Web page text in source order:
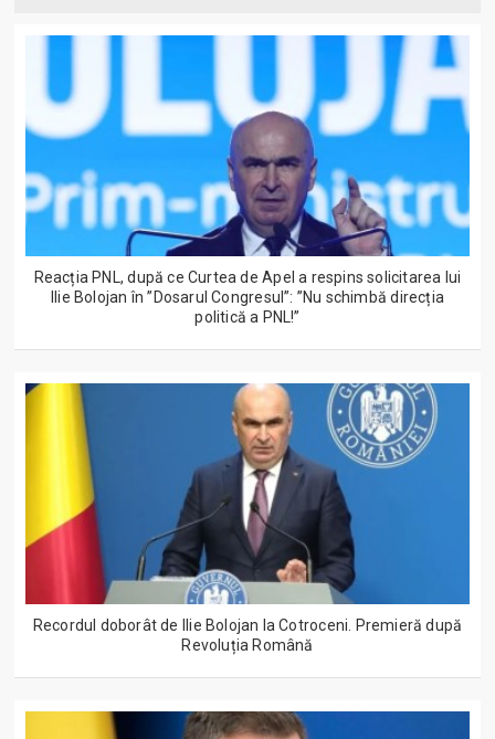
Reacția PNL, după ce Curtea de Apel a respins solicitarea lui
Ilie Bolojan în ”Dosarul Congresul”: ”Nu schimbă direcția
politică a PNL!”
Recordul doborât de Ilie Bolojan la Cotroceni. Premieră după
Revoluția Română